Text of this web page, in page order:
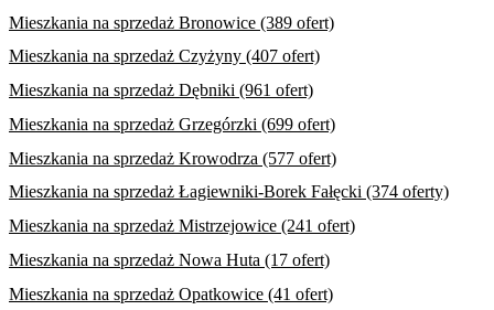
Mieszkania na sprzedaż Bronowice (389 ofert)
Mieszkania na sprzedaż Czyżyny (407 ofert)
Mieszkania na sprzedaż Dębniki (961 ofert)
Mieszkania na sprzedaż Grzegórzki (699 ofert)
Mieszkania na sprzedaż Krowodrza (577 ofert)
Mieszkania na sprzedaż Łagiewniki-Borek Fałęcki (374 oferty)
Mieszkania na sprzedaż Mistrzejowice (241 ofert)
Mieszkania na sprzedaż Nowa Huta (17 ofert)
Mieszkania na sprzedaż Opatkowice (41 ofert)